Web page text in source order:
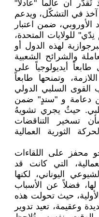
تُقدّر أن عالماً "عادلاً"
آخذ في التشكّل، ويدعم
الأوروبي، ضمن اعتبار
للولايات المتحدة،
لهذه الدول أو
والشرائح الشعبية
أيديولوجياً على
وتمنحها طابعاً
القوى السلبي الدولي
دعامة و "سندٍ" ضمن
حيثُ يجري تشويهُ
تسخير التناقضات
الثورية العمالية
محفز على اللقاءات
التي كانت قد
اليوناني، لكنها
فضلاً عن الأسباب
حيث تحولت هذه
وعقيمة، تعيد تدوير